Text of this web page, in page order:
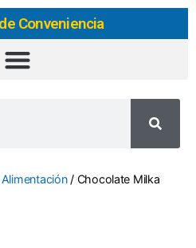
Conveniencia
Alimentación/ Chocolate Milka